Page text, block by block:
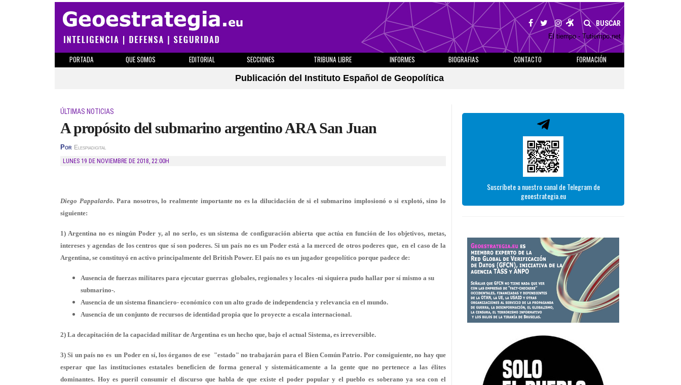
BUSCAR
El tiempo - Tutiempo.net
PORTADA QUE SOMOS EDITORIAL SECCIONES TRIBUNA LIBRE INFORMES BIOGRAFIAS CONTACTO
FORMACIÓN
Publicación del Instituto Español de Geopolítica
ÚLTIMAS NOTICIAS
A propósito del submarino argentino ARA San Juan
Por Elespiadigital
LUNES 19 DE NOVIEMBRE DE 2018, 22:00H
Diego Pappalardo.Para nosotros, lo realmente importante no es la dilucidación de si el submarino implosionó o si explotó, sino lo
siguiente:
1) Argentina no es ningún Poder y, al no serlo, es un sistema de configuración abierta que actúa en función de los objetivos, metas,
intereses y agendas de los centros que sí son poderes. Si un país no es un Poder está a la merced de otros poderes que, en el caso de la
Argentina, se constituyó en activo principalmente del British Power. El país no es un jugador geopolítico porque padece de:
Ausencia de fuerzas militares para ejecutar guerras globales, regionales y locales -ni siquiera pudo hallar por sí mismo a su
submarino-.
Ausencia de un sistema financiero- económico con un alto grado de independencia y relevancia en el mundo.
Ausencia de un conjunto de recursos de identidad propia que lo proyecte a escala internacional.
2) La decapitación de la capacidad militar de Argentina es un hecho que, bajo el actual Sistema, es irreversible.
3) Si un país no es un Poder en sí, los órganos de ese "estado" no trabajarán para el Bien Común Patrio. Por consiguiente, no hay que
esperar que las instituciones estatales beneficien de forma general y sistemáticamente a la gente que no pertenece a las élites
dominantes. Hoy es pueril consumir el discurso que habla de que existe el poder popular y el pueblo es soberano ya sea con el
Suscríbete a nuestro canal de Telegram de
geoestrategia.eu